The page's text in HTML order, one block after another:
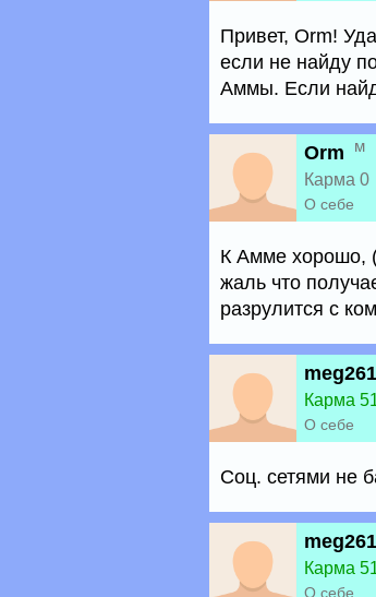
Привет, Orm!
если не найду
Аммы. Если
Orm
м
Карма 0
О себе
К Амме хорошо,
жаль что
разрулится с
Карма
О себе
Соц. сетями не
Карма
О себе